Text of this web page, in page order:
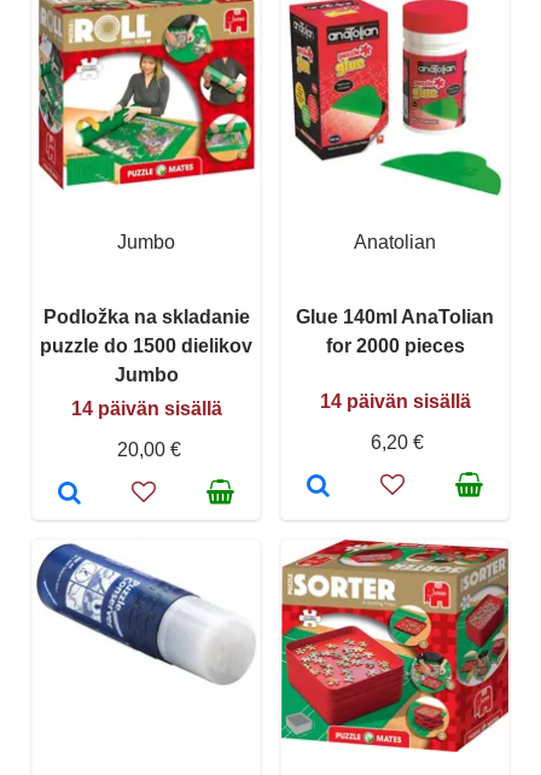
Jumbo
Podložka na skladanie
puzzle do 1500 dielikov
Jumbo
14 päivän sisällä
20,00 €
Anatolian
Glue 140ml AnaTolian
for 2000 pieces
14 päivän sisällä
6,20 €